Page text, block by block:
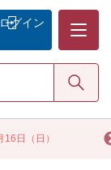
日（日）
ログイン
検索